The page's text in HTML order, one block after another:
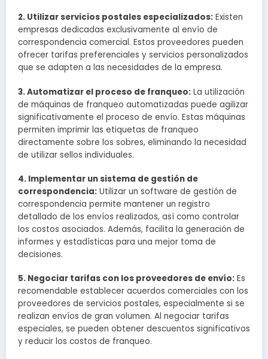
2. Utilizar servicios postales especializados: Existen
empresas dedicadas exclusivamente al envío de
correspondencia comercial. Estos proveedores pueden
ofrecer tarifas preferenciales y servicios personalizados
que se adapten a las necesidades de la empresa.
3. Automatizar el proceso de franqueo: La utilización
de máquinas de franqueo automatizadas puede agilizar
significativamente el proceso de envío. Estas máquinas
permiten imprimir las etiquetas de franqueo
directamente sobre los sobres, eliminando la necesidad
de utilizar sellos individuales.
4. Implementar un sistema de gestión de
correspondencia: Utilizar un software de gestión de
correspondencia permite mantener un registro
detallado de los envíos realizados, así como controlar
los costos asociados. Además, facilita la generación de
informes y estadísticas para una mejor toma de
decisiones.
5. Negociar tarifas con los proveedores de envío: Es
recomendable establecer acuerdos comerciales con los
proveedores de servicios postales, especialmente si se
realizan envíos de gran volumen. Al negociar tarifas
especiales, se pueden obtener descuentos significativos
y reducir los costos de franqueo.